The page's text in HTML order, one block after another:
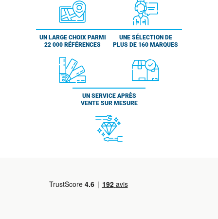
UN LARGE CHOIX PARMI
22 000 RÉFÉRENCES
UNE SÉLECTION DE
PLUS DE 160 MARQUES
UN SERVICE APRÈS
VENTE SUR MESURE